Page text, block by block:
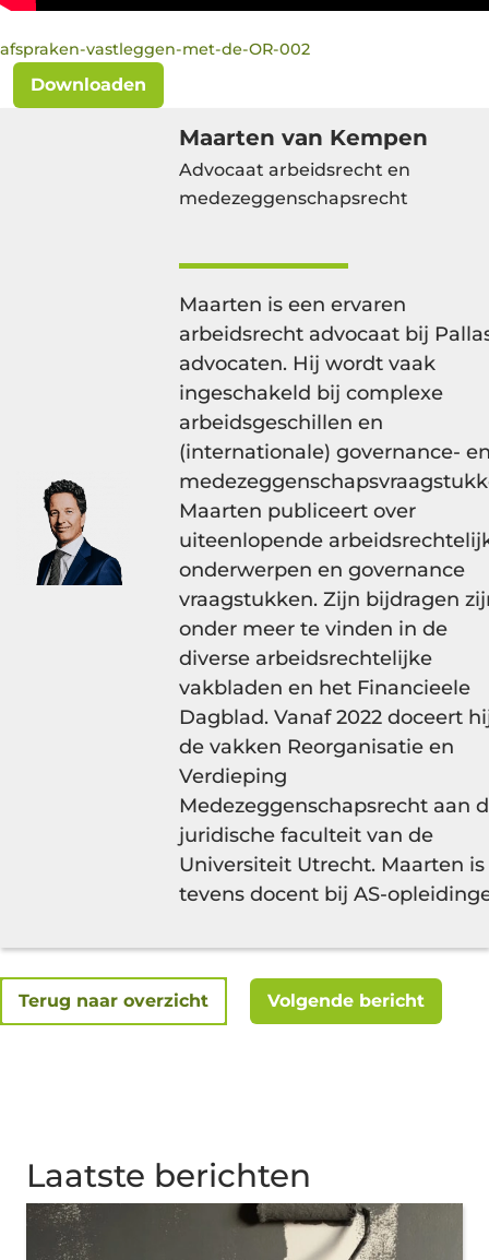
afspraken-vastleggen-met-de-OR-002
Downloaden
Maarten van Kempen
Advocaat arbeidsrecht en
medezeggenschapsrecht
Maarten is een ervaren
arbeidsrecht advocaat bij
advocaten. Hij wordt vaak
ingeschakeld bij complexe
arbeidsgeschillen en
(internationale) governance-
Maarten publiceert over
uiteenlopende
onderwerpen en governance
vraagstukken. Zijn bijdragen
onder meer te vinden in de
diverse arbeidsrechtelijke
vakbladen en het Financieele
Dagblad. Vanaf 2022 doceert
de vakken Reorganisatie en
Verdieping
Medezeggenschapsrecht aan
juridische faculteit van de
Universiteit Utrecht. Maarten is
tevens docent bij AS-
Terug naar overzicht Volgende bericht
Laatste berichten